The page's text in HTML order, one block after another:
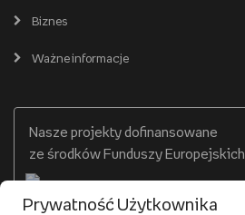
Empik Selfpublishing
Produkty cyfrowe
Biznes
Karty prezentowe
Zakupy hurtowe
Ważne informacje
Cennik dostawy
Nasze projekty dofinansowane
ze środków Funduszy Europejskich
Prywatność Użytkownika